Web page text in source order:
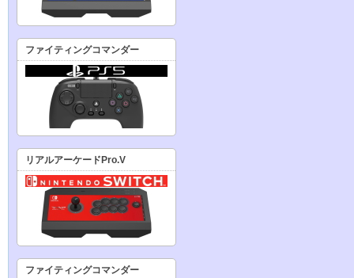
ファイティングコマンダー
リアルアーケードPro.V
ファイティングコマンダー